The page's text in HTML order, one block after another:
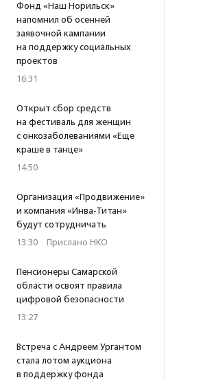
Фонд «Наш Норильск»
напомнил об осенней
заявочной кампании
на поддержку социальных
проектов
16:31
Открыт сбор средств
на фестиваль для женщин
с онкозаболеваниями «Еще
краше в танце»
14:50
Организация «Продвижение»
и компания «Инва-Титан»
будут сотрудничать
13:30 · Прислано НКО
Пенсионеры Самарской
области освоят правила
цифровой безопасности
13:27
Встреча с Андреем Ургантом
стала лотом аукциона
в поддержку фонда